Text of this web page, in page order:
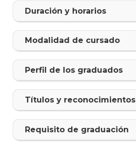
Duración y horarios
Modalidad de cursado
Perfil de los graduados
Tí­tulos y reconocimientos
Requisito de graduación